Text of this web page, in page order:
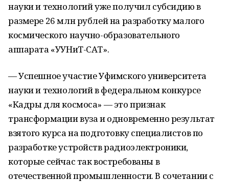
науки и технологий уже получил субсидию в
размере 26 млн рублей на разработку малого
космического научно-образовательного
аппарата «УУНиТ-САТ».
— Успешное участие Уфимского университета
науки и технологий в федеральном конкурсе
«Кадры для космоса» — это признак
трансформации вуза и одновременно результат
взятого курса на подготовку специалистов по
разработке устройств радиоэлектроники,
которые сейчас так востребованы в
отечественной промышленности. В сочетании с